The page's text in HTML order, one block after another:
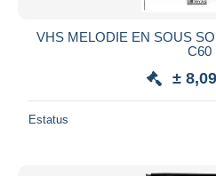
VHS MELODIE EN SOUS
C60
±
Estatus